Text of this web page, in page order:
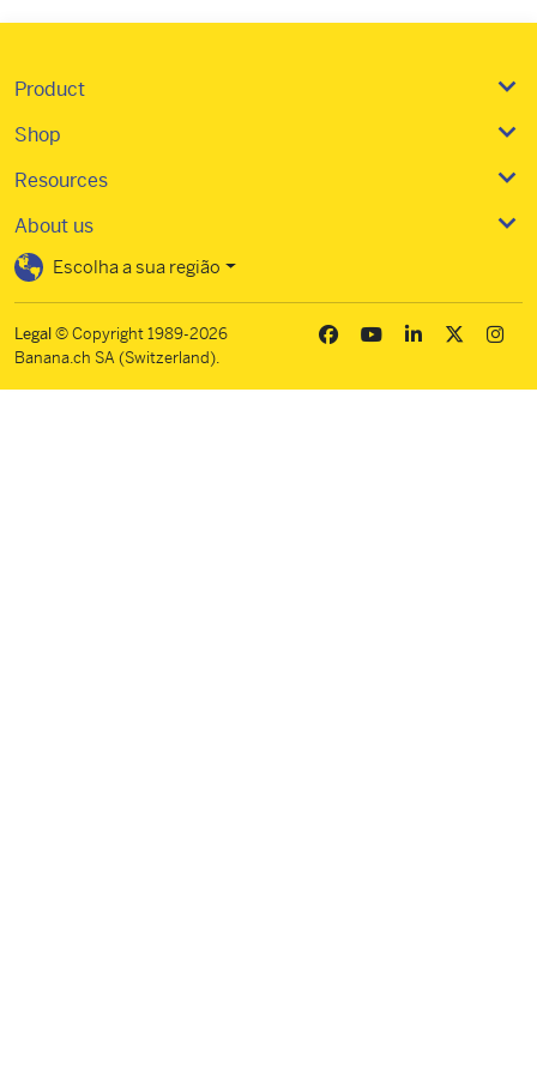
Product
Shop
Resources
About us
Escolha a sua região
Legal© Copyright 1989-2026
Banana.ch SA (Switzerland).